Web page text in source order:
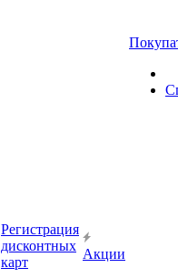
Регистрация
дисконтных
карт
Акции